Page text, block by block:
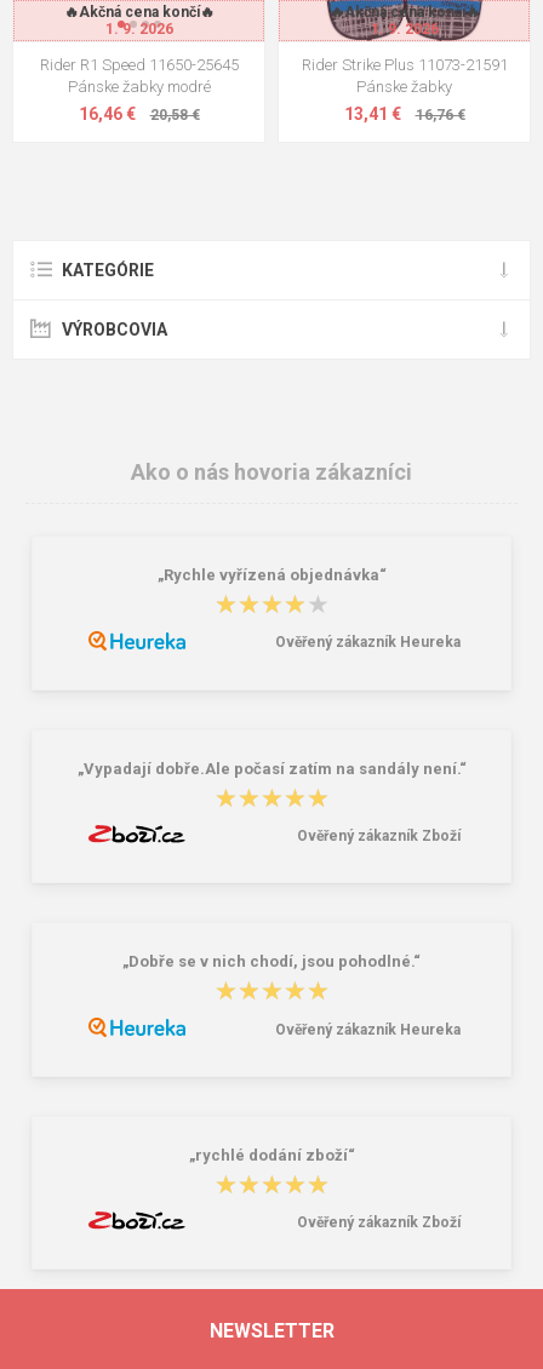
🔥Akčná cena končí🔥
1. 9. 2026
Rider R1 Speed 11650-25645
Pánske žabky modré
16,46 € 20,58 €
🔥Akčná cena končí🔥
1. 9. 2026
Rider Strike Plus 11073-21591
Pánske žabky
13,41 € 16,76 €
KATEGÓRIE
VÝROBCOVIA
Ako o nás hovoria zákazníci
„Rychle vyřízená objednávka“
★★★★★
★★★★★
Ověřený zákazník Heureka
„Vypadají dobře.Ale počasí zatím na sandály není.“
★★★★★
★★★★★
Ověřený zákazník Zboží
„Dobře se v nich chodí, jsou pohodlné.“
★★★★★
★★★★★
Ověřený zákazník Heureka
„rychlé dodání zboží“
★★★★★
★★★★★
Ověřený zákazník Zboží
NEWSLETTER